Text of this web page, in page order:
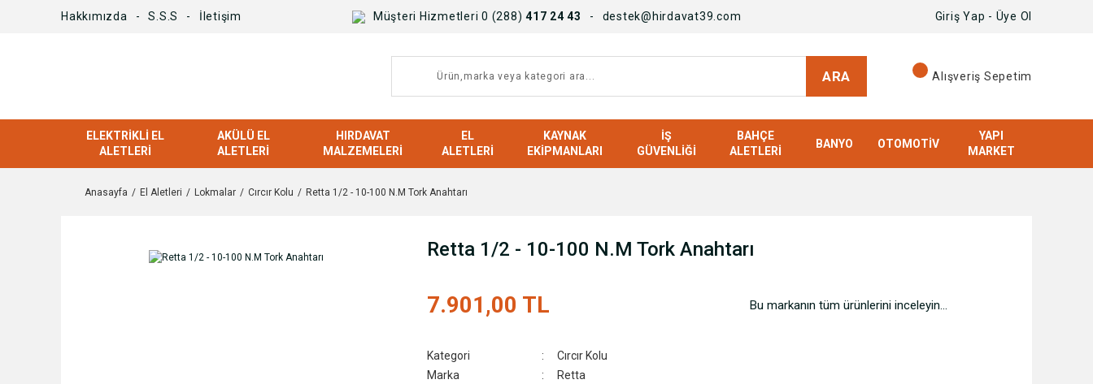
Hakkımızda S.S.S İletişim Müşteri Hizmetleri 0 (288) 417 24 43 destek@hirdavat39.com Giriş Yap - Üye Ol
ARA Alışveriş Sepetim
ELEKTRIKLI EL
ALETLERI
AKÜLÜ EL
ALETLERI
HIRDAVAT
MALZEMELERI
EL
ALETLERI
KAYNAK
EKIPMANLARI
İŞ
GÜVENLIĞI
BAHÇE
ALETLERI
BANYO OTOMOTIV
YAPI
MARKET
Anasayfa El Aletleri Lokmalar Cırcır Kolu Retta 1/2 - 10-100 N.M Tork Anahtarı
Retta 1/2 - 10-100 N.M Tork Anahtarı
7.901,00 TL Bu markanın tüm ürünlerini inceleyin...
Kategori
Cırcır Kolu
Marka
Retta